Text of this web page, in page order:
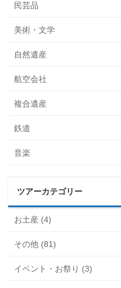
民芸品
美術・文学
自然遺産
航空会社
複合遺産
鉄道
音楽
ツアーカテゴリー
お土産 (4)
その他 (81)
イベント・お祭り (3)